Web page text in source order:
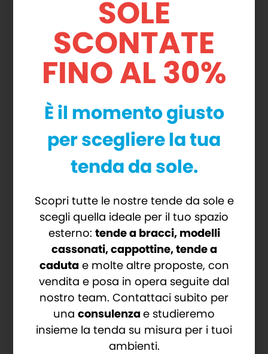
Valorizza lo spazio esterno di attività
commerciali
Efficace schermo dalla luce solare per
finestre e terrazzi
CARATTERISTICHE
TECNICHE
Su misura fino a 7 metri di larghezza
Disponibili con forma tonda o fissa
Struttura in alluminio verniciato a
polvere
Tessuto in PVC, acrilico o poliestere, ad
alta resistenza e durata
7 diverse tipologie di balze
SOLE
SCONTATE
FINO AL 30%
È il momento giusto
per scegliere la tua
tenda da sole.
Scopri tutte le nostre tende da sole e
scegli quella ideale per il tuo spazio
esterno: tende a bracci, modelli
cassonati, cappottine, tende a
cadutae molte altre proposte, con
vendita e posa in opera seguite dal
nostro team. Contattaci subito per
una consulenzae studieremo
insieme la tenda su misura per i tuoi
ambienti.